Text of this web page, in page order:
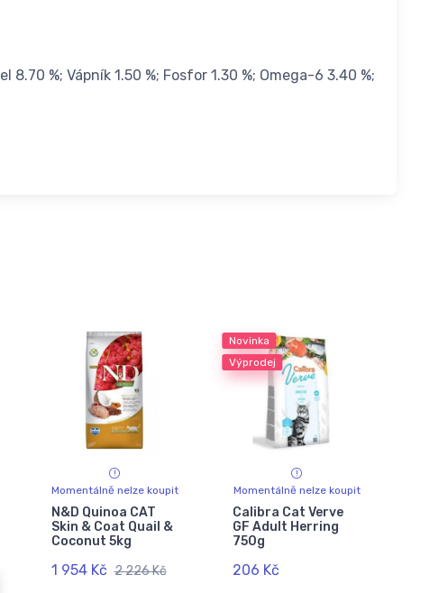
%; Vápník 1.50 %; Fosfor 1.30 %; Omega-6 3.40 %;
Momentálně nelze koupit
N&D Quinoa CAT
Skin & Coat Quail &
Coconut 5kg
1 954 Kč 2 226 Kč
Novinka
Výprodej
Momentálně nelze koupit
Calibra Cat Verve
GF Adult Herring
750g
206 Kč